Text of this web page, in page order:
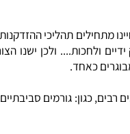
ומשקאות בריאים
ולכן ישנו הצורך